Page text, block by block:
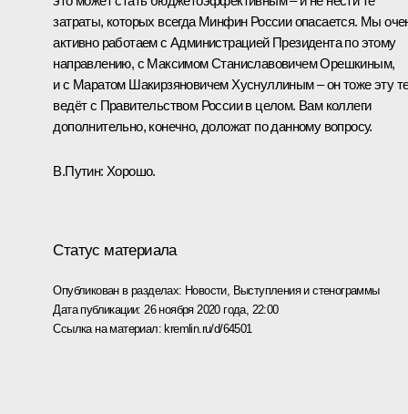
затраты, которых всегда Минфин России опасается. Мы
активно работаем с Администрацией Президента по этому
направлению, с Максимом Станиславовичем Орешкиным,
и с Маратом Шакирзяновичем Хуснуллиным – он тоже эту
ведёт с Правительством России в целом. Вам коллеги
дополнительно, конечно, доложат по данному вопросу.
В.Путин: Хорошо.
Статус материала
Опубликован в разделах: Новости, Выступления и стенограммы
Дата публикации: 26 ноября 2020 года, 22:00
Ссылка на материал: kremlin.ru/d/64501